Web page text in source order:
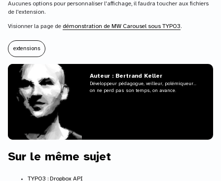
Aucunes options pour personnaliser l'affichage, il faudra toucher aux fichiers
de l'extension.
Visionner la page de démonstration de MW Carousel sous TYPO3.
extensions
Auteur : Bertrand Keller
Développeur pédagogue, veilleur, polémiqueur...
on ne perd pas son temps, on avance.
Sur le même sujet
TYPO3 : Dropbox API